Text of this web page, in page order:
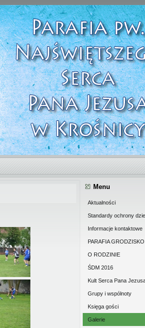
Menu
Aktualności
Standardy ochrony
duszpasterstwie
Informacje kontaktowe
PARAFIA GRODZISKO
O RODZINIE
ŚDM 2016
Kult Serca Pana
Grupy i wspólnoty
Księga gości
Galerie